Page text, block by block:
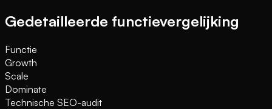
Gedetailleerde functievergelijking
Functie
Growth
Scale
Dominate
Technische SEO-audit